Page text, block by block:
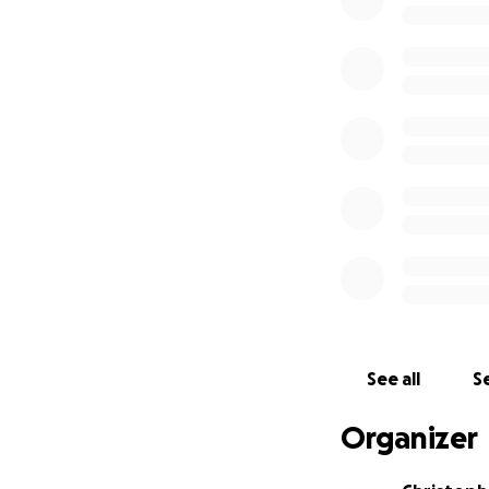
See all
Organizer